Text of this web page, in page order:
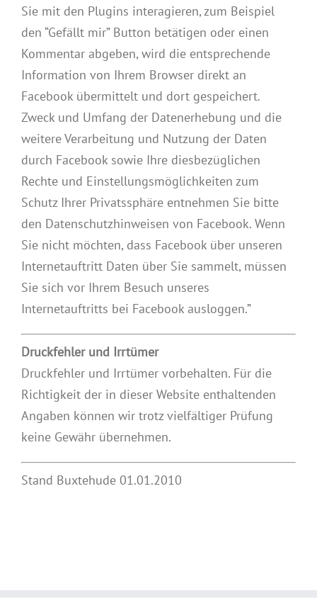
Sie mit den Plugins interagieren, zum Beispiel
den “Gefällt mir” Button betätigen oder einen
Kommentar abgeben, wird die entsprechende
Information von Ihrem Browser direkt an
Facebook übermittelt und dort gespeichert.
Zweck und Umfang der Datenerhebung und die
weitere Verarbeitung und Nutzung der Daten
durch Facebook sowie Ihre diesbezüglichen
Rechte und Einstellungsmöglichkeiten zum
Schutz Ihrer Privatssphäre entnehmen Sie bitte
den Datenschutzhinweisen von Facebook. Wenn
Sie nicht möchten, dass Facebook über unseren
Internetauftritt Daten über Sie sammelt, müssen
Sie sich vor Ihrem Besuch unseres
Internetauftritts bei Facebook ausloggen.”
Druckfehler und Irrtümer
Druckfehler und Irrtümer vorbehalten. Für die
Richtigkeit der in dieser Website enthaltenden
Angaben können wir trotz vielfältiger Prüfung
keine Gewähr übernehmen.
Stand Buxtehude 01.01.2010